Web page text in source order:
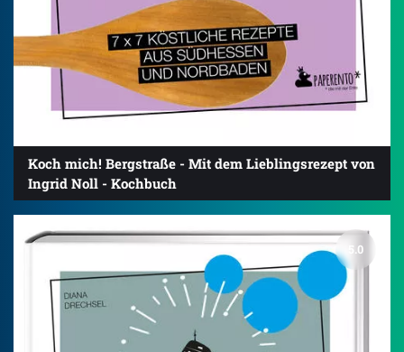
Koch mich! Bergstraße - Mit dem Lieblingsrezept von
Ingrid Noll - Kochbuch
5.0